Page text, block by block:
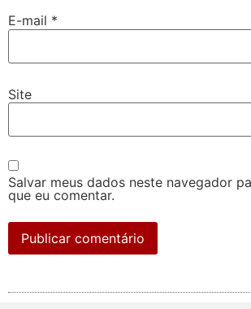
E-mail *
Site
Salvar meus dados neste navegador
que eu comentar.